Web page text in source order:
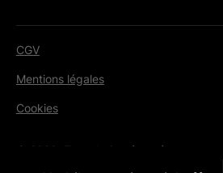
© 2026. Tous droits réservés.
CGV
Mentions légales
Cookies